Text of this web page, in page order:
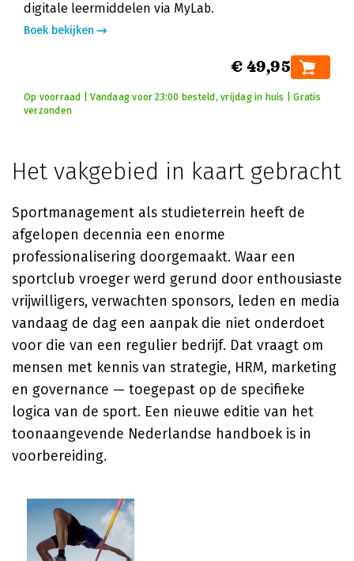
digitale leermiddelen via MyLab.
Boek bekijken
€ 49,95
Op voorraad | Vandaag voor 23:00 besteld, vrijdag in huis | Gratis
verzonden
Het vakgebied in kaart gebracht
Sportmanagement als studieterrein heeft de
afgelopen decennia een enorme
professionalisering doorgemaakt. Waar een
sportclub vroeger werd gerund door enthousiaste
vrijwilligers, verwachten sponsors, leden en media
vandaag de dag een aanpak die niet onderdoet
voor die van een regulier bedrijf. Dat vraagt om
mensen met kennis van strategie, HRM, marketing
en governance — toegepast op de specifieke
logica van de sport. Een nieuwe editie van het
toonaangevende Nederlandse handboek is in
voorbereiding.